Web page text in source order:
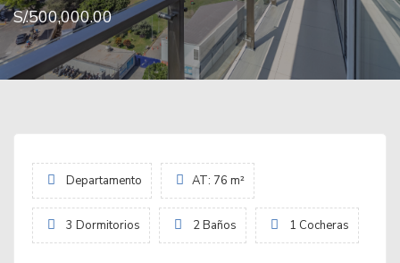
S/.500,000.00
Departamento AT: 76 m²
3 Dormitorios 2 Baños 1 Cocheras